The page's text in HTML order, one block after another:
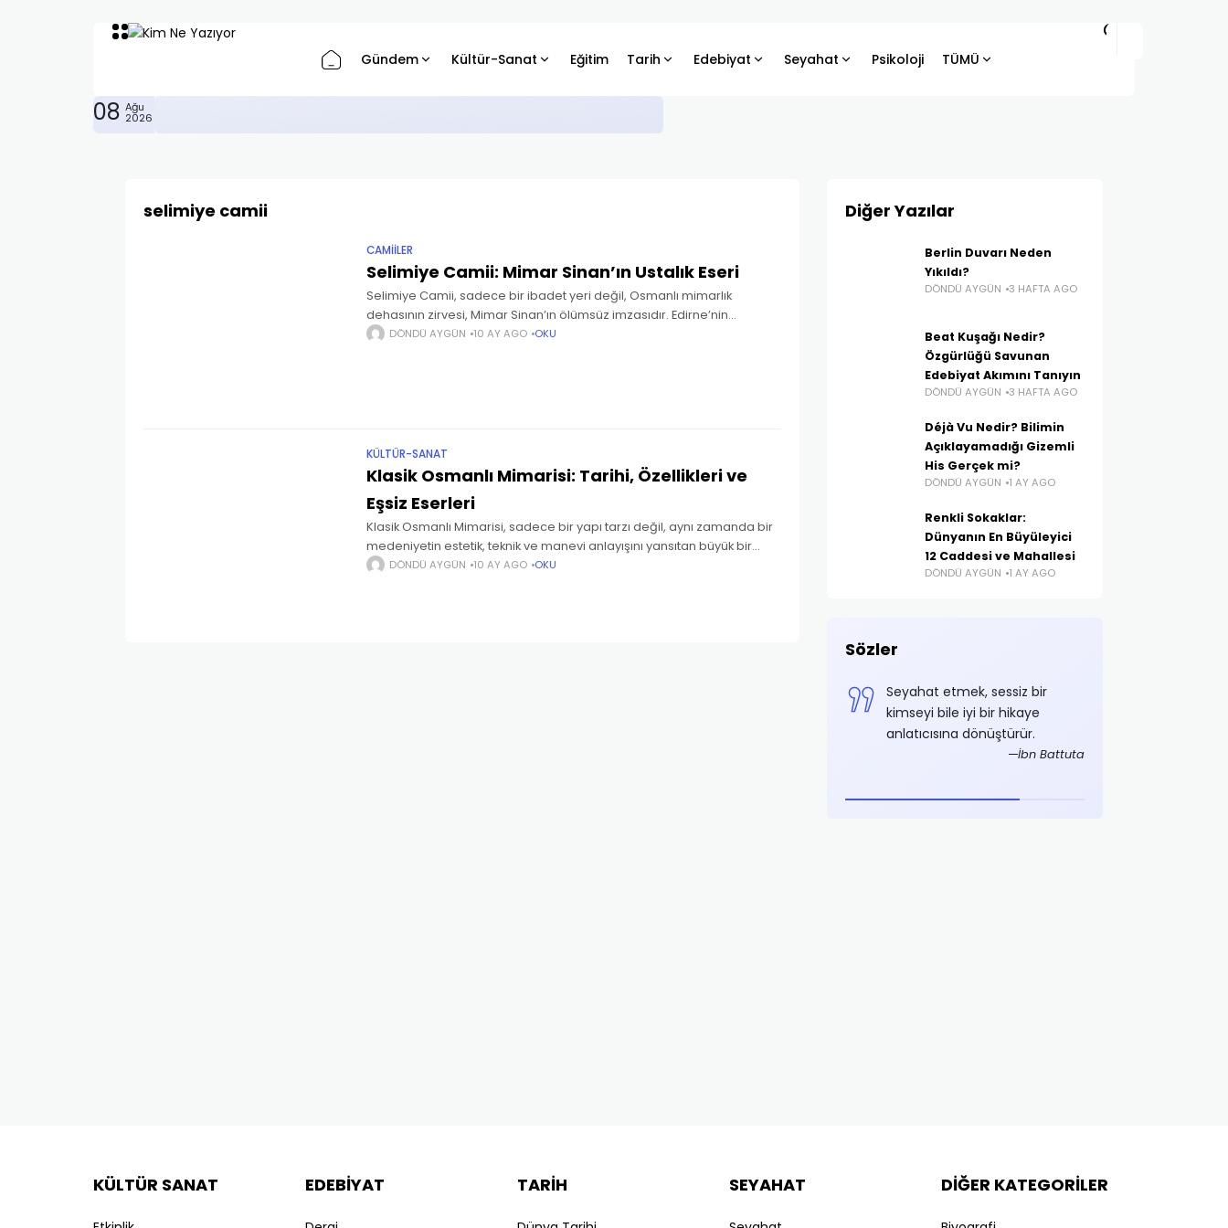
Gündem Kültür-Sanat Eğitim Tarih Edebiyat Seyahat Psikoloji TÜMÜ
08 Ağu
2026
selimiye camii
CAMIILER
Selimiye Camii: Mimar Sinan’ın Ustalık Eseri
Selimiye Camii, sadece bir ibadet yeri değil, Osmanlı mimarlık
dehasının zirvesi, Mimar Sinan’ın ölümsüz imzasıdır. Edirne’nin
kalbinde tüm heybetiyle yükselen bu şaheser, mimarlık ve
DÖNDÜ AYGÜN 10 AY AGO OKU
KÜLTÜR-SANAT
Klasik Osmanlı Mimarisi: Tarihi, Özellikleri ve
Eşsiz Eserleri
Klasik Osmanlı Mimarisi, sadece bir yapı tarzı değil, aynı zamanda bir
medeniyetin estetik, teknik ve manevi anlayışını yansıtan büyük bir
sanattır. 15. ve 17. yüzyıllar arasında zirveye ulaşan bu mimari
DÖNDÜ AYGÜN 10 AY AGO OKU
Diğer Yazılar
Berlin Duvarı Neden
Yıkıldı?
DÖNDÜ AYGÜN 3 HAFTA AGO
Beat Kuşağı Nedir?
Özgürlüğü Savunan
Edebiyat Akımını Tanıyın
DÖNDÜ AYGÜN 3 HAFTA AGO
Déjà Vu Nedir? Bilimin
Açıklayamadığı Gizemli
His Gerçek mi?
DÖNDÜ AYGÜN 1 AY AGO
Renkli Sokaklar:
Dünyanın En Büyüleyici
12 Caddesi ve Mahallesi
DÖNDÜ AYGÜN 1 AY AGO
Sözler
Seyahat etmek, sessiz bir
kimseyi bile iyi bir hikaye
anlatıcısına dönüştürür.
İbn Battuta
KÜLTÜR SANAT EDEBİYAT TARİH SEYAHAT DİĞER KATEGORİLER